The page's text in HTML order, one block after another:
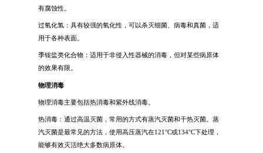
有腐蚀性。
过氧化氢：具有较强的氧化性，可以杀灭细菌、病毒和真菌，适
用于各种表面。
季铵盐类化合物：适用于非侵入性器械的消毒，但对某些病原体
的效果有限。
物理消毒
物理消毒主要包括热消毒和紫外线消毒。
热消毒：通过高温灭菌，常用的方式有蒸汽灭菌和干热灭菌。蒸
汽灭菌是最常见的方法，使用高压蒸汽在121°C或134°C下处理，
能够有效灭活绝大多数病原体。